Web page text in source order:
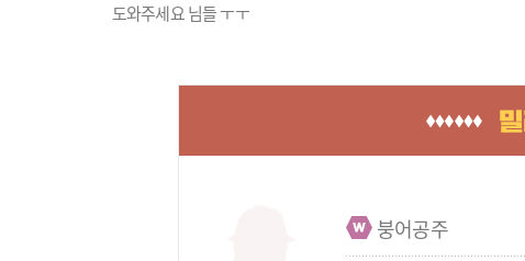
도와주세요 님들 ㅜㅜ
붕어공주